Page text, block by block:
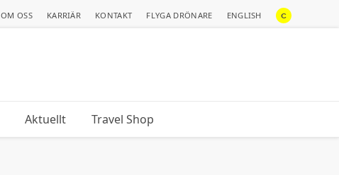
OM OSS KARRIÄR KONTAKT FLYGA DRÖNARE ENGLISH C
Aktuellt Travel Shop